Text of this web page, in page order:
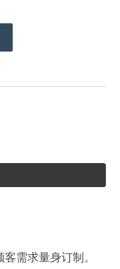
需求量身订制。